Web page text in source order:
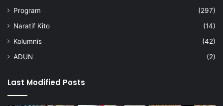
Program
(297)
Naratif Kito
(14)
Kolumnis
(42)
ADUN
(2)
Last Modified Posts